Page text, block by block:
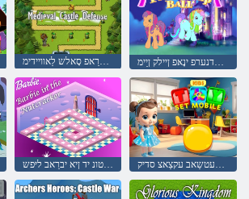
עקליּפ ּפישדנערפ ינָאּפ ןיילק ןַיימ
רעקַארקטונ יד ןיא יברַאב ליּפש קידוועריר קיטעטשַאב עקצַאצ סדיק